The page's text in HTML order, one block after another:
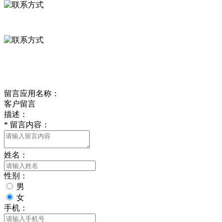
留言应用名称：
客户留言
描述：
* 留言内容：
姓名：
性别：
男
女
手机：